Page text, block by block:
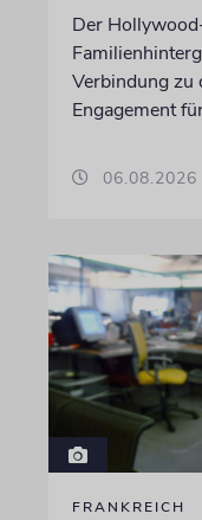
Der
Verbindung zu
Engagement
06.08.2026
FRANKREICH